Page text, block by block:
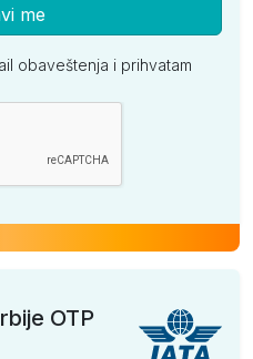
me
obaveštenja i prihvatam
OTP